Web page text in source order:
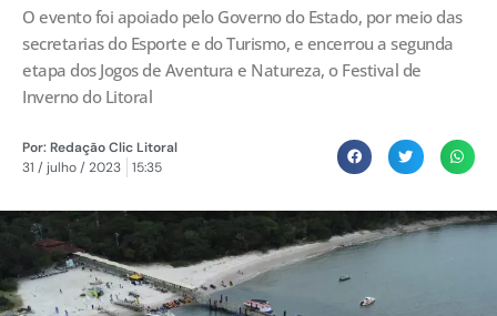
O evento foi apoiado pelo Governo do Estado, por meio das
secretarias do Esporte e do Turismo, e encerrou a segunda
etapa dos Jogos de Aventura e Natureza, o Festival de
Inverno do Litoral
Por:Redação Clic Litoral
31 / julho / 2023
15:35